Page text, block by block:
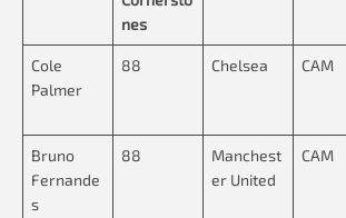
nes
Cole
Palmer
88 Chelsea CAM
Bruno
Fernande
s
88
Manchest
er United
CAM